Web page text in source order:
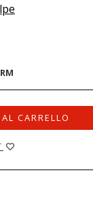
CARRELLO